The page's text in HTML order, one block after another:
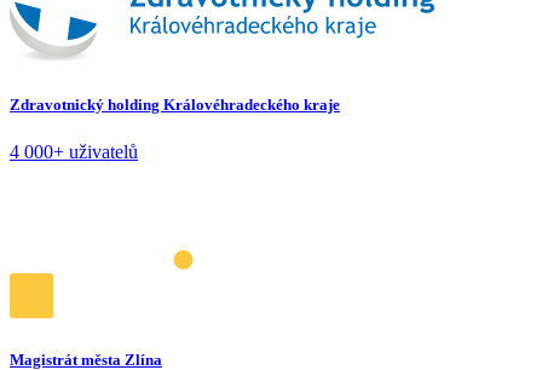
Zdravotnický holding Královéhradeckého kraje
4 000+ uživatelů
Magistrát města Zlína